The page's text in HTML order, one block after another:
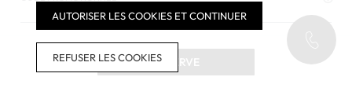
RÉSERVE
AUTORISER LES COOKIES ET CONTINUER
REFUSER LES COOKIES